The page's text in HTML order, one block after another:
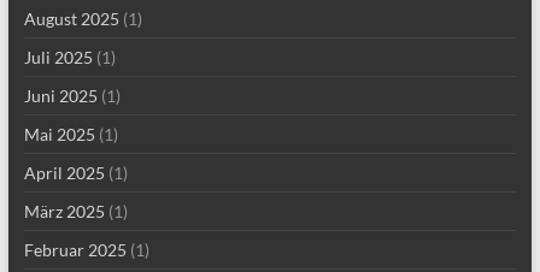
August 2025 (1)
Juli 2025 (1)
Juni 2025 (1)
Mai 2025 (1)
April 2025 (1)
März 2025 (1)
Februar 2025 (1)